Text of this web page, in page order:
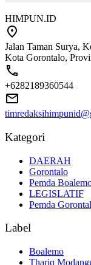
HIMPUN.ID
Jalan Taman Surya,
Kota Gorontalo,
+6282189360544
Kategori
DAERAH
Gorontalo
Pemda
LEGISLATIF
Pemda
Label
Boalemo
Thariq